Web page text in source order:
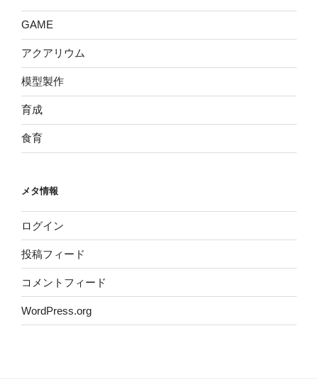
GAME
アクアリウム
模型製作
育成
食育
メタ情報
ログイン
投稿フィード
コメントフィード
WordPress.org